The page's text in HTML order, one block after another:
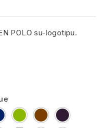
POLO su-logotipu.
royal
blue
Apple
Green
Chocolate
dark
purple